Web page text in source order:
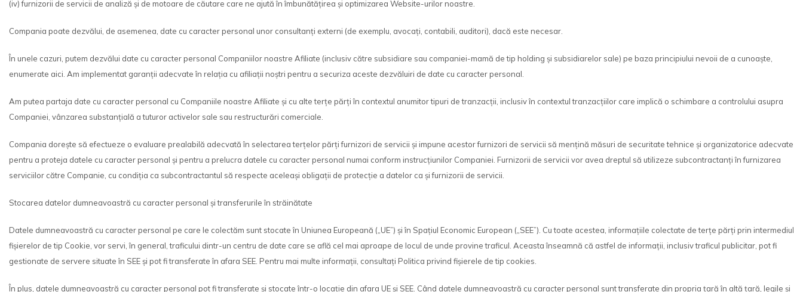
(iv) furnizorii de servicii de analiză și de motoare de căutare care ne ajută în îmbunătățirea și optimizarea Website-urilor noastre.
Compania poate dezvălui, de asemenea, date cu caracter personal unor consultanți externi (de exemplu, avocați, contabili, auditori), dacă este necesar.
În unele cazuri, putem dezvălui date cu caracter personal Companiilor noastre Afiliate (inclusiv către subsidiare sau companiei-mamă de tip holding și subsidiarelor sale) pe baza principiului nevoii de a cunoaște,
enumerate aici. Am implementat garanții adecvate în relația cu afiliații noștri pentru a securiza aceste dezvăluiri de date cu caracter personal.
Am putea partaja date cu caracter personal cu Companiile noastre Afiliate și cu alte terțe părți în contextul anumitor tipuri de tranzacții, inclusiv în contextul tranzacțiilor care implică o schimbare a controlului asupra
Companiei, vânzarea substanțială a tuturor activelor sale sau restructurări comerciale.
Compania dorește să efectueze o evaluare prealabilă adecvată în selectarea terțelor părți furnizori de servicii și impune acestor furnizori de servicii să mențină măsuri de securitate tehnice și organizatorice adecvate
pentru a proteja datele cu caracter personal și pentru a prelucra datele cu caracter personal numai conform instrucțiunilor Companiei. Furnizorii de servicii vor avea dreptul să utilizeze subcontractanți în furnizarea
serviciilor către Companie, cu condiția ca subcontractantul să respecte aceleași obligații de protecție a datelor ca și furnizorii de servicii.
Stocarea datelor dumneavoastră cu caracter personal și transferurile în străinătate
Datele dumneavoastră cu caracter personal pe care le colectăm sunt stocate în Uniunea Europeană („UE”) și în Spațiul Economic European („SEE”). Cu toate acestea, informațiile colectate de terțe părți prin intermediul
fișierelor de tip Cookie, vor servi, în general, traficului dintr-un centru de date care se află cel mai aproape de locul de unde provine traficul. Aceasta înseamnă că astfel de informații, inclusiv traficul publicitar, pot fi
gestionate de servere situate în SEE și pot fi transferate în afara SEE. Pentru mai multe informații, consultați Politica privind fișierele de tip cookies.
În plus, datele dumneavoastră cu caracter personal pot fi transferate și stocate într-o locație din afara UE și SEE. Când datele dumneavoastră cu caracter personal sunt transferate din propria țară în altă țară, legile și